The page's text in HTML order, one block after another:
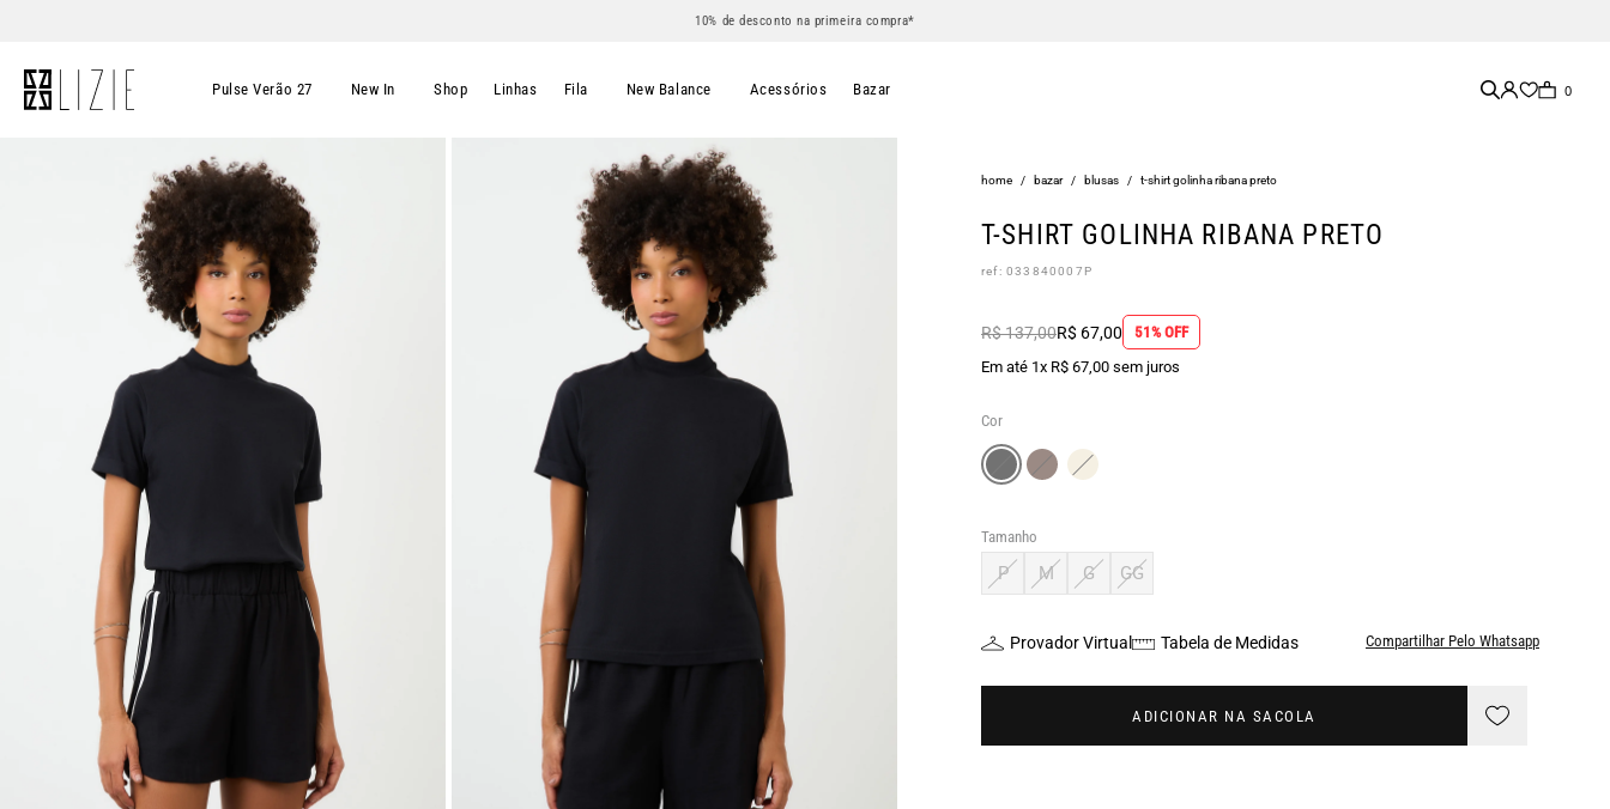
10% de desconto na primeira compra*
0
Pulse Verão 27 New In Shop Linhas Fila New Balance Acessórios Bazar
home / bazar / blusas / t-shirt golinha ribana preto
T-SHIRT GOLINHA RIBANA PRETO
ref: 033840007P
R$ 137,00R$ 67,00
51% OFF
Em até 1x R$ 67,00 sem juros
Cor
Tamanho
P M G GG
Provador Virtual Tabela de Medidas Compartilhar Pelo Whatsapp
ADICIONAR NA SACOLA